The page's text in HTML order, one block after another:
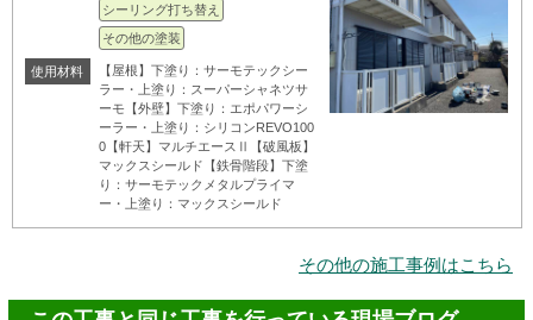
シーリング打ち替え
その他の塗装
使用材料
【屋根】下塗り：サーモテックシー
ラー・上塗り：スーパーシャネツサ
ーモ【外壁】下塗り：エポパワーシ
ーラー・上塗り：シリコンREVO100
0【軒天】マルチエースⅡ【破風板】
マックスシールド【鉄骨階段】下塗
り：サーモテックメタルプライマ
ー・上塗り：マックスシールド
その他の施工事例はこちら